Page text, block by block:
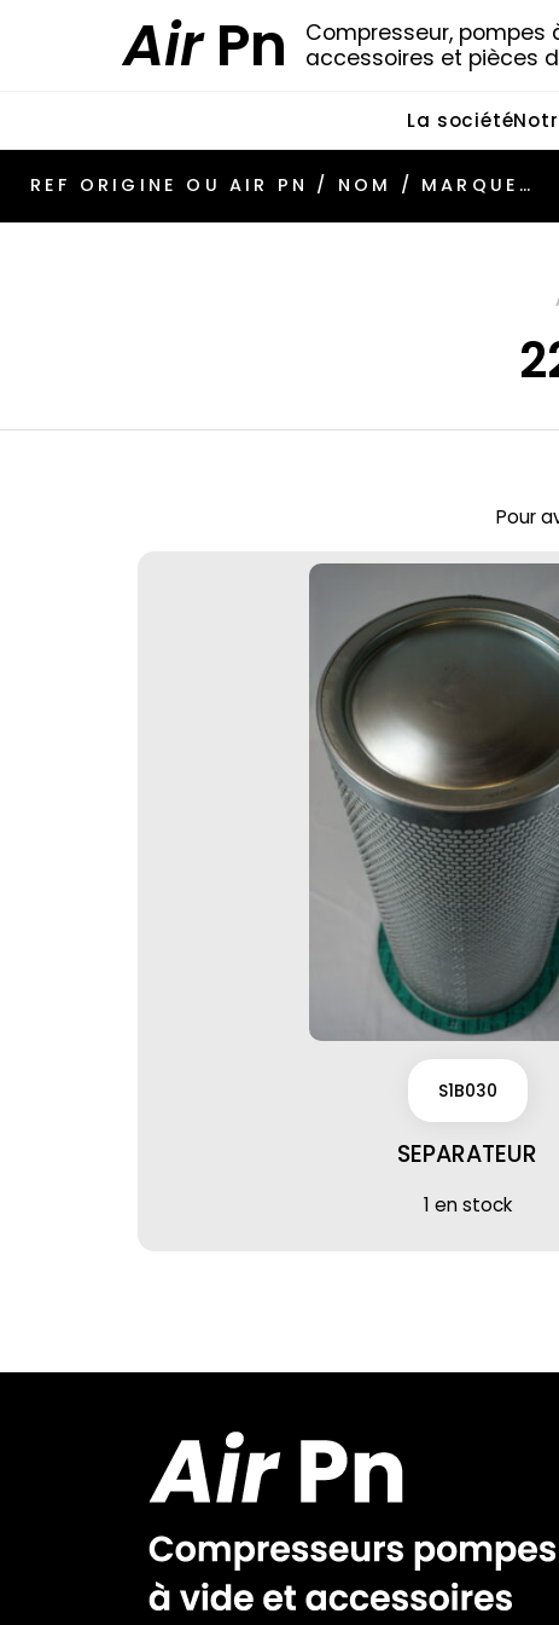
AirPn
Compresseur, pompes
accessoires et pièces
La société
Pour
S1B030
SEPARATEUR
1 en stock